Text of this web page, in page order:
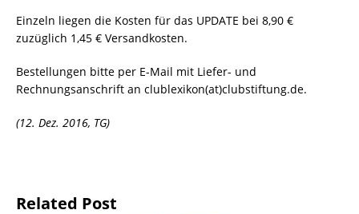
Einzeln liegen die Kosten für das UPDATE bei 8,90 €
zuzüglich 1,45 € Versandkosten.
Bestellungen bitte per E-Mail mit Liefer- und
Rechnungsanschrift an clublexikon(at)clubstiftung.de.
(12. Dez. 2016, TG)
Related Post